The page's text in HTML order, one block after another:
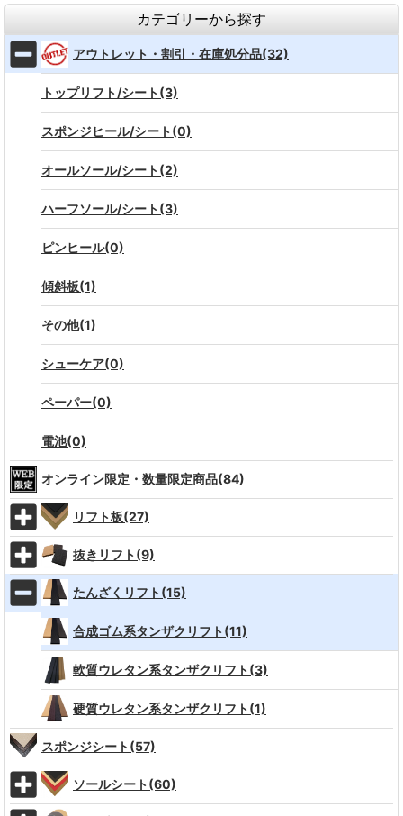
カテゴリーから探す
アウトレット・割引・在庫処分品(32)
トップリフト/シート(3)
スポンジヒール/シート(0)
オールソール/シート(2)
ハーフソール/シート(3)
ピンヒール(0)
傾斜板(1)
その他(1)
シューケア(0)
ペーパー(0)
電池(0)
オンライン限定・数量限定商品(84)
リフト板(27)
抜きリフト(9)
たんざくリフト(15)
合成ゴム系タンザクリフト(11)
軟質ウレタン系タンザクリフト(3)
硬質ウレタン系タンザクリフト(1)
スポンジシート(57)
ソールシート(60)